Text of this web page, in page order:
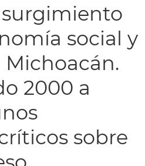
surgimiento
social y
2000 a
sobre